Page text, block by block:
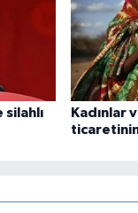
Kadınlar